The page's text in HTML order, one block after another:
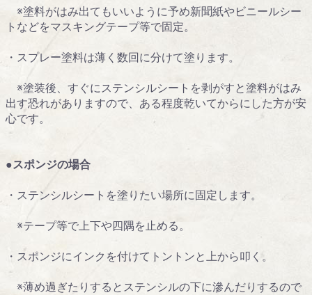
※塗料がはみ出てもいいように予め新聞紙やビニールシー
トなどをマスキングテープ等で固定。
・スプレー塗料は薄く数回に分けて塗ります。
※塗装後、すぐにステンシルシートを剥がすと塗料がはみ
出す恐れがありますので、ある程度乾いてからにした方が安
心です。
●スポンジの場合
・ステンシルシートを塗りたい場所に固定します。
※テープ等で上下や四隅を止める。
・スポンジにインクを付けてトントンと上から叩く。
※薄め過ぎたりするとステンシルの下に滲んだりするので